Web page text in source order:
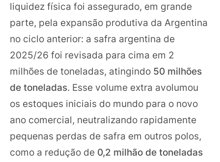
liquidez física foi assegurado, em grande
parte, pela expansão produtiva da Argentina
no ciclo anterior: a safra argentina de
2025/26 foi revisada para cima em 2
milhões de toneladas, atingindo 50 milhões
de toneladas. Esse volume extra avolumou
os estoques iniciais do mundo para o novo
ano comercial, neutralizando rapidamente
pequenas perdas de safra em outros polos,
como a redução de 0,2 milhão de toneladas